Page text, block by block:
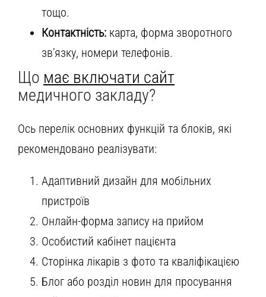
тощо.
Контактність: карта, форма зворотного
зв’язку, номери телефонів.
Що має включати сайт
медичного закладу?
Ось перелік основних функцій та блоків, які
рекомендовано реалізувати:
Адаптивний дизайн для мобільних
пристроїв
Онлайн-форма запису на прийом
Особистий кабінет пацієнта
Сторінка лікарів з фото та кваліфікацією
Блог або розділ новин для просування